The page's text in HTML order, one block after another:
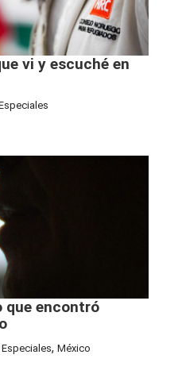
vi y escuché en
que encontró
Especiales, México